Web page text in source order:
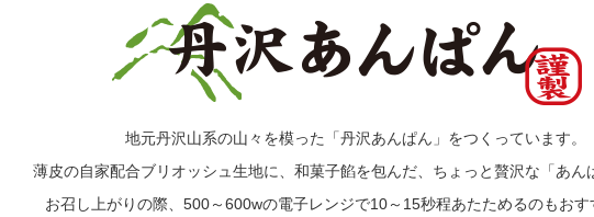
地元丹沢山系の山々を模った「丹沢あんぱん」をつくっています。
薄皮の自家配合ブリオッシュ生地に、和菓子餡を包んだ、ちょっと贅沢な「あん
お召し上がりの際、500～600wの電子レンジで10～15秒程あたためるのもおす